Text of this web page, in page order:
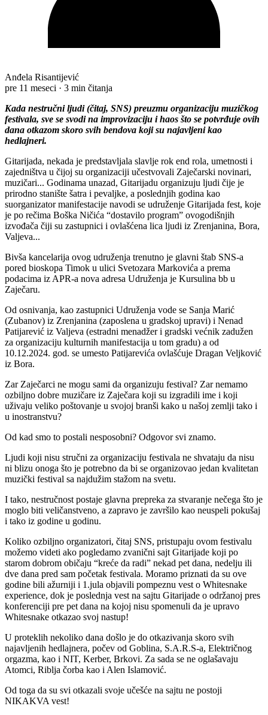
Anđela Risantijević
pre 11 meseci · 3 min čitanja
Kada nestručni ljudi (čitaj, SNS) preuzmu organizaciju muzičkog
festivala, sve se svodi na improvizaciju i haos što se potvrđuje ovih
dana otkazom skoro svih bendova koji su najavljeni kao
hedlajneri.
Gitarijada, nekada je predstavljala slavlje rok end rola, umetnosti i
zajedništva u čijoj su organizaciji učestvovali Zaječarski novinari,
muzičari... Godinama unazad, Gitarijadu organizuju ljudi čije je
prirodno stanište šatra i pevaljke, a poslednjih godina kao
suorganizator manifestacije navodi se udruženje Gitarijada fest, koje
je po rečima Boška Ničića “dostavilo program” ovogodišnjih
izvođača čiji su zastupnici i ovlašćena lica ljudi iz Zrenjanina, Bora,
Valjeva...
Bivša kancelarija ovog udruženja trenutno je glavni štab SNS-a
pored bioskopa Timok u ulici Svetozara Markovića a prema
podacima iz APR-a nova adresa Udruženja je Kursulina bb u
Zaječaru.
Od osnivanja, kao zastupnici Udruženja vode se Sanja Marić
(Zubanov) iz Zrenjanina (zaposlena u gradskoj upravi) i Nenad
Patijarević iz Valjeva (estradni menadžer i gradski većnik zadužen
za organizaciju kulturnih manifestacija u tom gradu) a od
10.12.2024. god. se umesto Patijarevića ovlašćuje Dragan Veljković
iz Bora.
Zar Zaječarci ne mogu sami da organizuju festival? Zar nemamo
ozbiljno dobre muzičare iz Zaječara koji su izgradili ime i koji
uživaju veliko poštovanje u svojoj branši kako u našoj zemlji tako i
u inostranstvu?
Od kad smo to postali nesposobni? Odgovor svi znamo.
Ljudi koji nisu stručni za organizaciju festivala ne shvataju da nisu
ni blizu onoga što je potrebno da bi se organizovao jedan kvalitetan
muzički festival sa najdužim stažom na svetu.
I tako, nestručnost postaje glavna prepreka za stvaranje nečega što je
moglo biti veličanstveno, a zapravo je završilo kao neuspeli pokušaj
i tako iz godine u godinu.
Koliko ozbiljno organizatori, čitaj SNS, pristupaju ovom festivalu
možemo videti ako pogledamo zvanični sajt Gitarijade koji po
starom dobrom običaju “kreće da radi” nekad pet dana, nedelju ili
dve dana pred sam početak festivala. Moramo priznati da su ove
godine bili ažurniji i 1.jula objavili pompeznu vest o Whitesnake
experience, dok je poslednja vest na sajtu Gitarijade o održanoj pres
konferenciji pre pet dana na kojoj nisu spomenuli da je upravo
Whitesnake otkazao svoj nastup!
U proteklih nekoliko dana došlo je do otkazivanja skoro svih
najavljenih hedlajnera, počev od Goblina, S.A.R.S-a, Električnog
orgazma, kao i NIT, Kerber, Brkovi. Za sada se ne oglašavaju
Atomci, Riblja čorba kao i Alen Islamović.
Od toga da su svi otkazali svoje učešće na sajtu ne postoji
NIKAKVA vest!